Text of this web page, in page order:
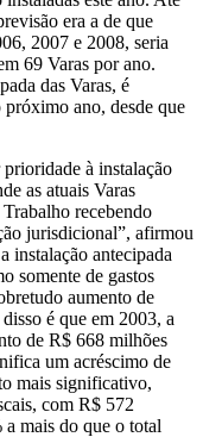
era a de que
2007 e 2008, seria
69 Varas por ano.
das Varas, é
próximo ano, desde que
à instalação
as atuais Varas
recebendo
jurisdicional”, afirmou
instalação antecipada
somente de gastos
aumento de
é que em 2003, a
de R$ 668 milhões
um acréscimo de
mais significativo,
com R$ 572
a mais do que o total